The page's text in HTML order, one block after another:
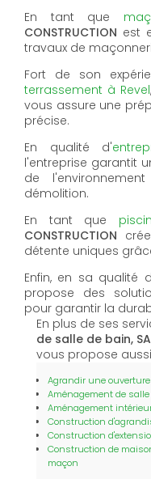
En tant que
CONSTRUCTION est
travaux de
Fort de son
terrassement à Revel,
vous assure une
précise.
En qualité d'
l'entreprise garantit
de
démolition.
En tant que
CONSTRUCTION
détente uniques
Enfin, en sa qualité
propose des
pour garantir la
En plus de ses
de salle de bain,
vous propose
Agrandir une
Aménagement de
Aménagement
Construction
Construction
Construction de
maçon